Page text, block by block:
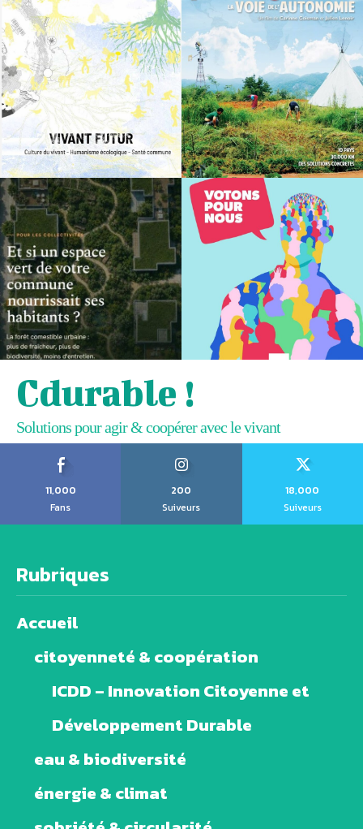
Cdurable !
Solutions pour agir & coopérer avec le vivant
11,000
Fans
200
Suiveurs
18,000
Suiveurs
Rubriques
Accueil
citoyenneté & coopération
ICDD – Innovation Citoyenne et
Développement Durable
eau & biodiversité
énergie & climat